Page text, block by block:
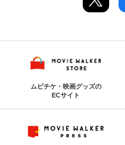
ムビチケ・映画グッズの
ECサイト